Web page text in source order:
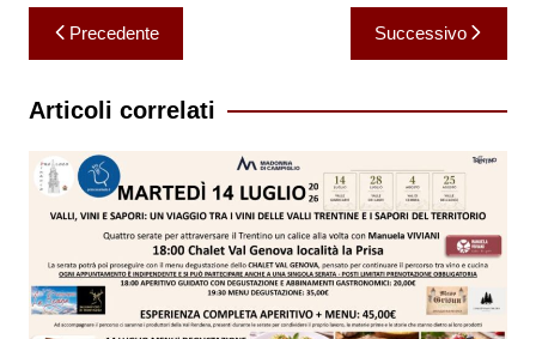
Navigazione
articoli
Precedente Successivo
Articoli correlati